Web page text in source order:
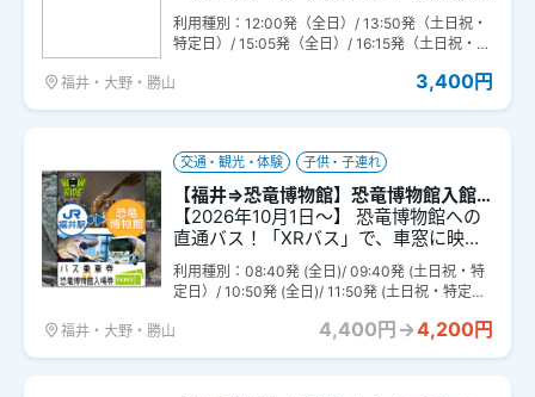
を楽しみながら、恐竜や福井の歴史・
文化を学ぶ1時間の旅をご提供します。
スムーズな移動中に、まるで歴史の中
に飛び込んだかのような体験ができま
す！
利用種別：12:00発（全日）/ 13:50発（土日祝・
特定日）/ 15:05発（全日）/ 16:15発（土日祝・特
福井・大野・勝山
3,400円
交通・観光・体験 子供・子連れ
【福井⇒恐竜博物館】恐竜博物館入館
券＋XRバス乗車券のセット券
【2026年10月1日～】 恐竜博物館への
直通バス！「XRバス」で、車窓に映し
出される臨場感あふれるVR・AR映像を
楽しみながら、恐竜時代へのタイムト
リップを体験。さらに、恐竜博物館の
入場券（事前の入館時刻の指定は不
要）がセットになったお得なチケット
利用種別：08:40発 (全日)/ 09:40発 (土日祝・特
定日）/ 10:50発 (全日)/ 11:50発 (土日祝・特定
福井・大野・勝山
4,400円 →4,200円